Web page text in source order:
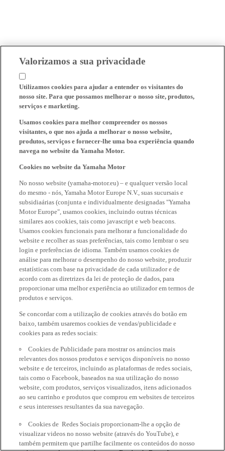
Valorizamos a sua privacidade
Utilizamos cookies para ajudar a entender os visitantes do
nosso site. Para que possamos melhorar o nosso site, produtos,
serviços e marketing.
Usamos cookies para melhor compreender os nossos
visitantes, o que nos ajuda a melhorar o nosso website,
produtos, serviços e fornecer-lhe uma boa experiência quando
navega no website da Yamaha Motor.
Cookies no website da Yamaha Motor
No nosso website (yamaha-motor.eu) – e qualquer versão local
do mesmo - nós, Yamaha Motor Europe N.V., suas sucursais e
subsidiaárias (conjunta e individualmente designadas "Yamaha
Motor Europe", usamos cookies, incluindo outras técnicas
similares aos cookies, tais como javascript e web beacons.
Usamos cookies funcionais para melhorar a funcionalidade do
website e recolher as suas preferências, tais como lembrar o seu
login e preferências de idioma. Também usamos cookies de
análise para melhorar o desempenho do nosso website, produzir
estatísticas com base na privacidade de cada utilizador e de
acordo com as diretrizes da lei de proteção de dados, para
proporcionar uma melhor experiência ao utilizador em termos de
produtos e serviços.
Se concordar com a utilização de cookies através do botão em
baixo, também usaremos cookies de vendas/publicidade e
cookies para as redes sociais:
Cookies de Publicidade para mostrar os anúncios mais
relevantes dos nossos produtos e serviços disponíveis no nosso
website e de terceiros, incluindo as plataformas de redes sociais,
tais como o Facebook, baseados na sua utilização do nosso
website, com produtos, serviços visualizados, itens adicionados
ao seu carrinho e produtos que comprou em websites de terceiros
e seus interesses resultantes da sua navegação.
Cookies de Redes Sociais proporcionam-lhe a opção de
visualizar videos no nosso website (através do YouTube), e
também permitem que partilhe facilmente os conteúdos do nosso